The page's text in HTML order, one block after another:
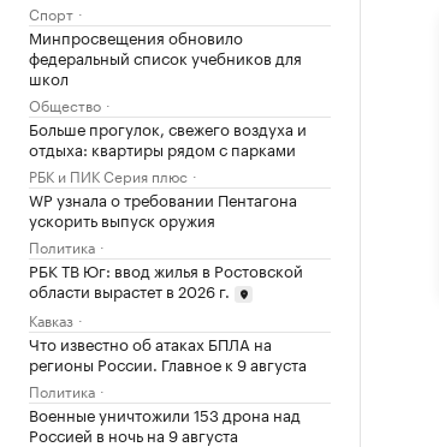
Спорт
Минпросвещения обновило
федеральный список учебников для
школ
Общество
Больше прогулок, свежего воздуха и
отдыха: квартиры рядом с парками
РБК и ПИК Серия плюс
WP узнала о требовании Пентагона
ускорить выпуск оружия
Политика
РБК ТВ Юг: ввод жилья в Ростовской
области вырастет в 2026 г.
Кавказ
Что известно об атаках БПЛА на
регионы России. Главное к 9 августа
Политика
Военные уничтожили 153 дрона над
Россией в ночь на 9 августа